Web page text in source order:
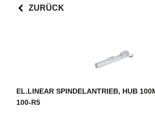
ZURÜCK
EL.LINEAR SPINDELANTRIEB, HUB
100-R5